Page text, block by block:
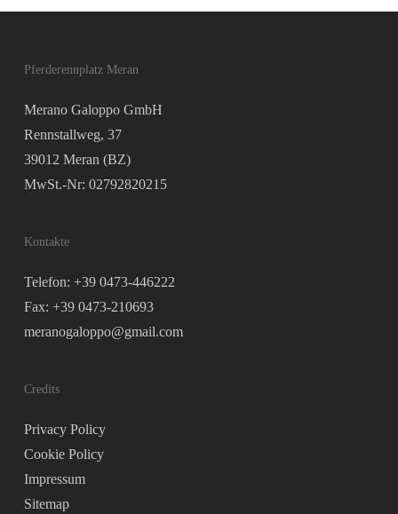
Pferderennplatz Meran
Merano Galoppo GmbH
Rennstallweg, 37
39012 Meran (BZ)
MwSt.-Nr: 02792820215
Kontakte
Telefon: +39 0473-446222
Fax: +39 0473-210693
meranogaloppo@gmail.com
Credits
Privacy Policy
Cookie Policy
Impressum
Sitemap